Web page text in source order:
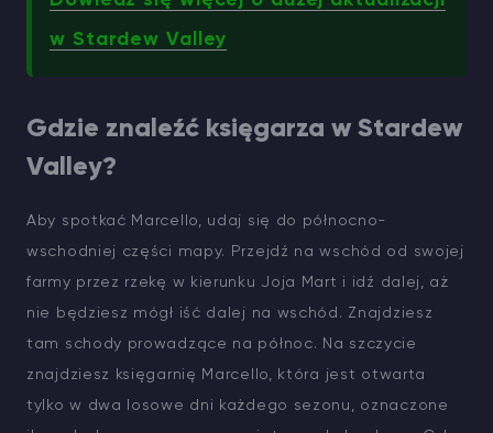
w Stardew Valley
Gdzie znaleźć księgarza w Stardew
Valley?
Aby spotkać Marcello, udaj się do północno-
wschodniej części mapy. Przejdź na wschód od swojej
farmy przez rzekę w kierunku Joja Mart i idź dalej, aż
nie będziesz mógł iść dalej na wschód. Znajdziesz
tam schody prowadzące na północ. Na szczycie
znajdziesz księgarnię Marcello, która jest otwarta
tylko w dwa losowe dni każdego sezonu, oznaczone